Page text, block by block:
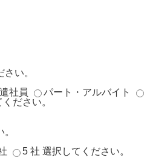
い。
社員
パート・アルバイト
ださい。
5 社 選択してください。